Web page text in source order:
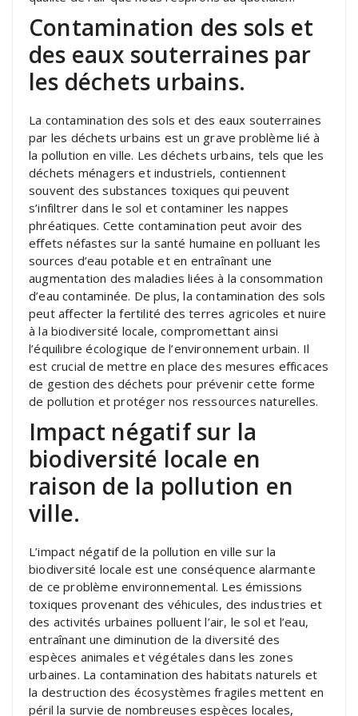
Contamination des sols et
des eaux souterraines par
les déchets urbains.
La contamination des sols et des eaux souterraines
par les déchets urbains est un grave problème lié à
la pollution en ville. Les déchets urbains, tels que les
déchets ménagers et industriels, contiennent
souvent des substances toxiques qui peuvent
s’infiltrer dans le sol et contaminer les nappes
phréatiques. Cette contamination peut avoir des
effets néfastes sur la santé humaine en polluant les
sources d’eau potable et en entraînant une
augmentation des maladies liées à la consommation
d’eau contaminée. De plus, la contamination des sols
peut affecter la fertilité des terres agricoles et nuire
à la biodiversité locale, compromettant ainsi
l’équilibre écologique de l’environnement urbain. Il
est crucial de mettre en place des mesures efficaces
de gestion des déchets pour prévenir cette forme
de pollution et protéger nos ressources naturelles.
Impact négatif sur la
biodiversité locale en
raison de la pollution en
ville.
L’impact négatif de la pollution en ville sur la
biodiversité locale est une conséquence alarmante
de ce problème environnemental. Les émissions
toxiques provenant des véhicules, des industries et
des activités urbaines polluent l’air, le sol et l’eau,
entraînant une diminution de la diversité des
espèces animales et végétales dans les zones
urbaines. La contamination des habitats naturels et
la destruction des écosystèmes fragiles mettent en
péril la survie de nombreuses espèces locales,